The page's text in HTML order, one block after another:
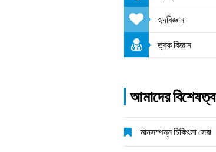
হৃদবিজ্ঞান
ত্বক বিজ্ঞান
আমাদের বিশেষত্ব
মানসম্পন্ন চিকিৎসা সেবা